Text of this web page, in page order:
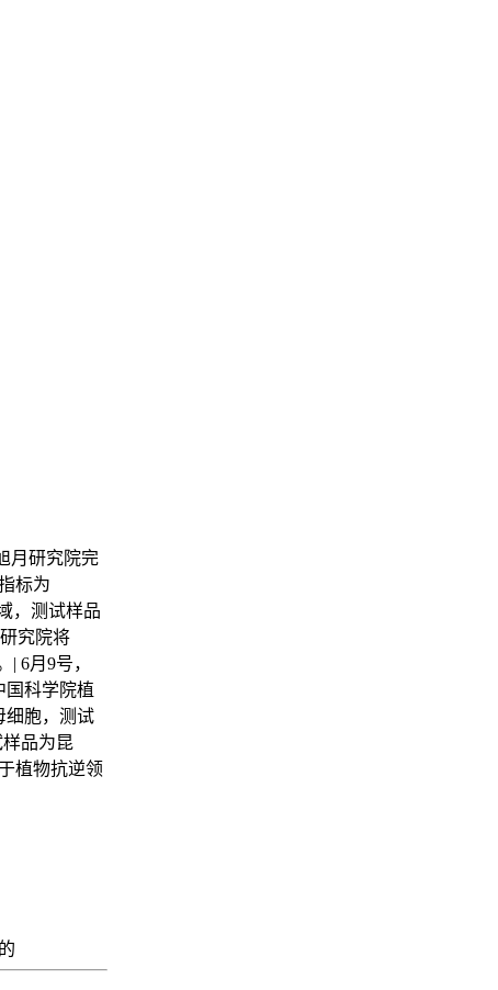
月研究院完
标为
，测试样品
究院将
6月9号，
国科学院植
细胞，测试
品为昆
植物抗逆领